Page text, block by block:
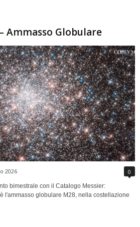
Ammasso Globulare
2026 0
bimestrale con il Catalogo Messier:
l'ammasso globulare M28, nella costellazione